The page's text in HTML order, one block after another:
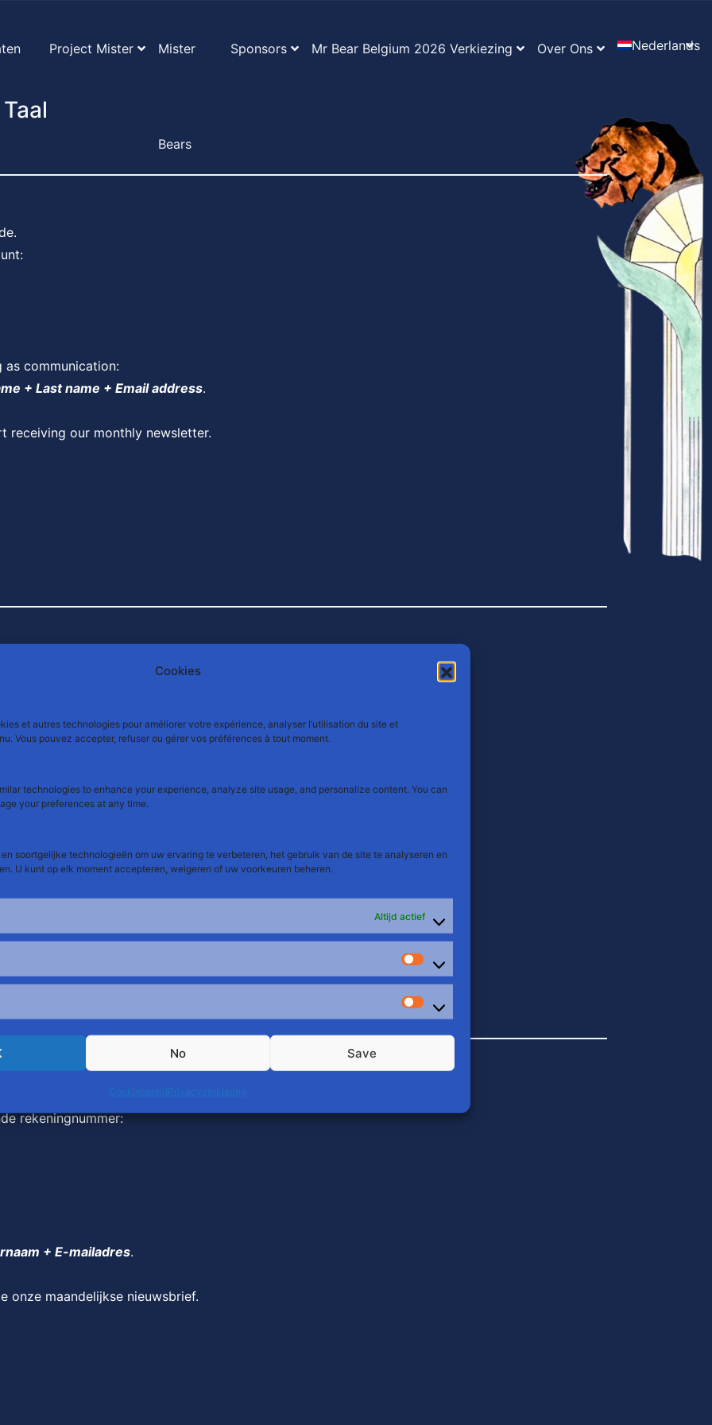
Cookies
et autres technologies pour améliorer votre expérience, analyser l’utilisation du site et
Vous pouvez accepter, refuser ou gérer vos préférences à tout moment.
technologies to enhance your experience, analyze site usage, and personalize content. You can
your preferences at any time.
soortgelijke technologieën om uw ervaring te verbeteren, het gebruik van de site te analyseren en
U kunt op elk moment accepteren, weigeren of uw voorkeuren beheren.
Altijd actief
Stats
Marketing
No Save
CookiebeleidPrivacyverklaring
Project Mister Mister
Bears
Sponsors Mr Bear Belgium 2026 Verkiezing Over Ons Nederlands
as communication:
+ Last name + Email address.
receiving our monthly newsletter.
:
:
Prénom + Adresse mail
à recevoir notre newsletter mensuelle.
rekeningnummer:
+ E-mailadres.
onze maandelijkse nieuwsbrief.